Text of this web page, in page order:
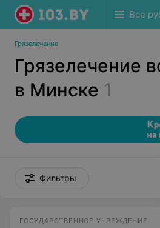
Все
Грязелечение
Грязелечение
в Минске 1
Фильтры
ГОСУДАРСТВЕННОЕ УЧРЕЖДЕНИЕ